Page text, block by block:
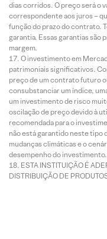
dias corridos. O preço será o
correspondente aos juros –
função do prazo do contrato.
garantia. Essas garantias são
margem.
O investimento em
patrimoniais significativos.
preço de um contrato futuro
consubstanciar um índice,
um investimento de risco
oscilação de preço devido à
recomendada para o
não está garantido neste tipo
mudanças climáticas e o
desempenho do investimento.
ESTA INSTITUIÇÃO É
DISTRIBUIÇÃO DE